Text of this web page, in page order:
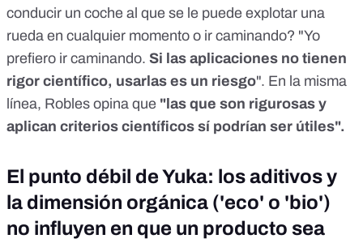
conducir un coche al que se le puede explotar una
rueda en cualquier momento o ir caminando? "Yo
prefiero ir caminando. Si las aplicaciones no tienen
rigor científico, usarlas es un riesgo". En la misma
línea, Robles opina que "las que son rigurosas y
aplican criterios científicos sí podrían ser útiles".
El punto débil de Yuka: los aditivos y
la dimensión orgánica ('eco' o 'bio')
no influyen en que un producto sea